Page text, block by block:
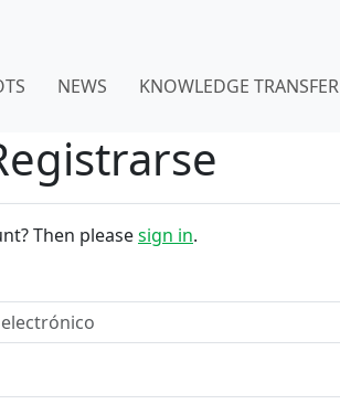
NEWS KNOWLEDGE TRANSFER
Then pleasesign in.